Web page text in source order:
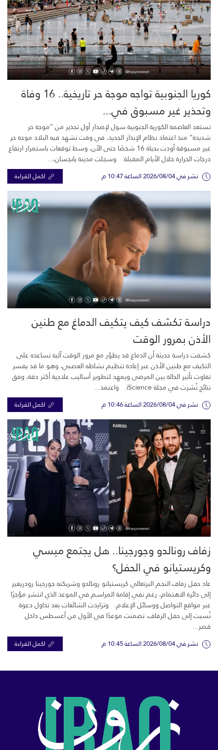
كوريا الجنوبية تواجه موجة حر تاريخية.. 16 وفاة
وتحذير غير مسبوق في...
تستعد العاصمة الكورية الجنوبية سول لإصدار أول تحذير من “موجة حر
شديدة” منذ اعتماد نظام الإنذار الجديد، في وقت تشهد فيه البلاد موجة حر
غير مسبوقة أودت بحياة 16 شخصًا حتى الآن، وسط توقعات باستمرار ارتفاع
درجات الحرارة خلال الأيام المقبلة. وسجلت مدينة يانجسان،...
نشر في 2026/08/04 الساعة 10:47 م اكمل القراءة
دراسة تكشف كيف يتكيف الدماغ مع طنين
الأذن بمرور الوقت
كشفت دراسة حديثة أن الدماغ قد يطوّر مع مرور الوقت آلية تساعده على
التكيف مع طنين الأذن عبر إعادة تنظيم نشاطه العصبي، وهو ما قد يفسر
تفاوت تأثير الحالة بين المرضى ويمهد لتطوير أساليب علاجية أكثر دقة، وفق
نتائج نُشرت في مجلة iScience. واعتمد...
نشر في 2026/08/04 الساعة 10:46 م اكمل القراءة
زفاف رونالدو وجورجينا.. هل يجتمع ميسي
وكريستيانو في الحفل؟
عاد حفل زفاف النجم البرتغالي كريستيانو رونالدو وشريكته جورجينا رودريغيز
إلى دائرة الاهتمام، رغم نفي إقامة المراسم في الموعد الذي انتشر مؤخرًا
عبر مواقع التواصل ووسائل الإعلام. وتزايدت الشائعات بعد تداول دعوة
نُسبت إلى حفل الزفاف، تضمنت موعدًا في الأول من أغسطس داخل
قصر...
نشر في 2026/08/04 الساعة 10:45 م اكمل القراءة